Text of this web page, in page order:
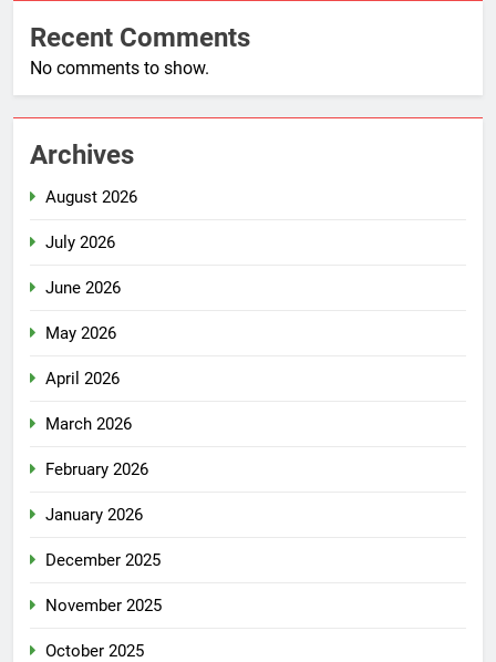
Recent Comments
No comments to show.
Archives
August 2026
July 2026
June 2026
May 2026
April 2026
March 2026
February 2026
January 2026
December 2025
November 2025
October 2025